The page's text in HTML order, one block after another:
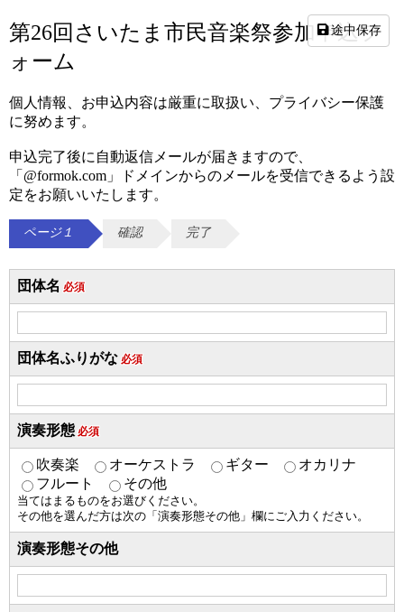
第26回さいたま市民音楽祭参加申込フ
ォーム
個人情報、お申込内容は厳重に取扱い、プライバシー保護
に努めます。
申込完了後に自動返信メールが届きますので、
「@formok.com」ドメインからのメールを受信できるよう設
定をお願いいたします。
ページ１ 確認 完了
団体名 必須
団体名ふりがな 必須
演奏形態 必須
吹奏楽 オーケストラ ギター
オカリナ
フルート
その他
当てはまるものをお選びください。
その他を選んだ方は次の「演奏形態その他」欄にご入力ください。
演奏形態その他
途中保存